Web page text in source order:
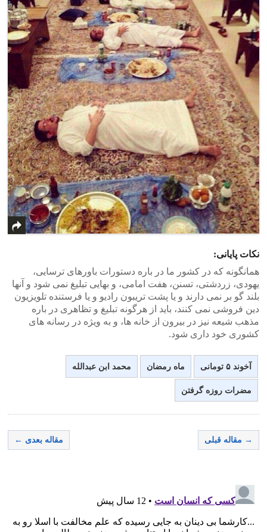
نکات پایانی:
همانگونه که در کشور ما در باره دستورات باورهای ترسایی،
یهودی، زردشتی، تسنن، هفت امامی، و بهایی تبلیغ نمی شود و آنها
بلند گو بر نمی دارند و یا پشت تریبون رادیو و یا فرستنده تلویزیون
دین فروشی نمی کنند، باید از هرگونه تبلیغ و تظاهری در باره
مذهب شیعه نیز در بیرون از خانه ها، و به ویژه در رسانه های
کشوری خود داری شود.
آخوند ۵ تومانی ماه رمضان محمد ابن عبدالله
مضرات روزه گرفتن
→ مقاله قبلی مقاله بعدی ←